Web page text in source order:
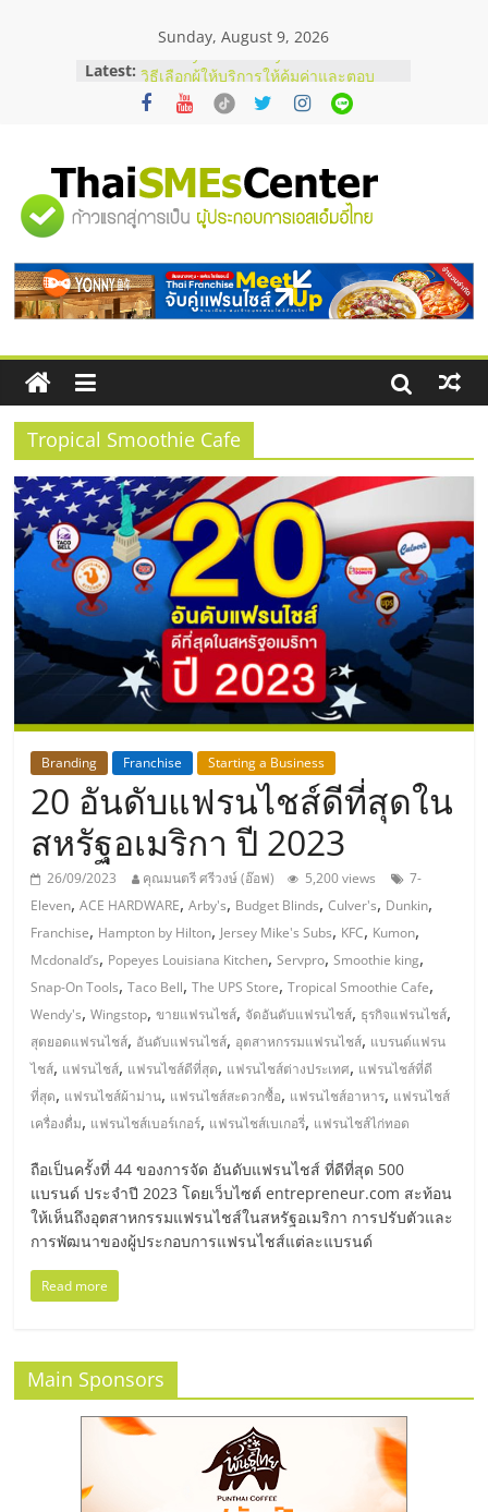
Sunday, August 9, 2026
Latest: บริษัท Cybersecurity ในไทยที่ไหนดี?
วิธีเลือกผู้ให้บริการให้คุ้มค่าและตอบ
โจทย์ธุรกิจ
สัมมนาออนไลน์ โอกาสบริหารสถานี
บริการน้ำมัน Shell
สัมมนาลงทุน แฟรนไชส์ยอนนี่
ไชส์ ครั้งที่ 8
ร้านเครื่องเสียงคุณภาพสูง พร้อม
โซลูชันระบบภาพและเสียง
"ศูนย์
รวม
ข้อมูล
ธุรกิจ
SME
แห่ง
ประเทศไทย,
ThaiSMEsCenter,
รวม
ธุรกิจ
เอ
ส
เอ็
มอี
ไทย,
SMEs,
แฟ
รน
ไชส์,
ที่
ปรึกษา
แฟ
Tropical Smoothie Cafe
Branding Franchise Starting a Business
20 อันดับแฟรนไชส์ดีที่สุดใน
สหรัฐอเมริกา ปี 2023
26/09/2023 คุณมนตรี ศรีวงษ์ (อ๊อฟ) 5,200 views
7-
Eleven,ACE HARDWARE,Arby's, Budget Blinds,Culver's, Dunkin,
Franchise, Hampton by Hilton, Jersey Mike's Subs, KFC, Kumon,
Mcdonald’s, Popeyes Louisiana Kitchen,Servpro,Smoothie king,
Snap-On Tools,Taco Bell,The UPS Store,Tropical Smoothie Cafe,
Wendy's,Wingstop,ขายแฟรนไชส์, จัดอันดับแฟรนไชส์, ธุรกิจแฟรนไชส์,
สุดยอดแฟรนไชส์, อันดับแฟรนไชส์, อุตสาหกรรมแฟรนไชส์, แบรนด์แฟรน
ไชส์, แฟรนไชส์, แฟรนไชส์ดีที่สุด, แฟรนไชส์ต่างประเทศ, แฟรนไชส์ที่ดี
ที่สุด, แฟรนไชส์ผ้าม่าน, แฟรนไชส์สะดวกซื้อ, แฟรนไชส์อาหาร, แฟรนไชส์
เครื่องดื่ม, แฟรนไชส์เบอร์เกอร์, แฟรนไชส์เบเกอรี่, แฟรนไชส์ไก่ทอด
ถือเป็นครั้งที่ 44 ของการจัด อันดับแฟรนไชส์ ที่ดีที่สุด 500
แบรนด์ ประจำปี 2023 โดยเว็บไซต์ entrepreneur.com สะท้อน
ให้เห็นถึงอุตสาหกรรมแฟรนไชส์ในสหรัฐอเมริกา การปรับตัวและ
การพัฒนาของผู้ประกอบการแฟรนไชส์แต่ละแบรนด์
Read more
Main Sponsors